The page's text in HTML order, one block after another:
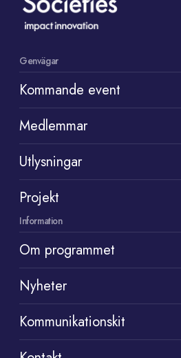
Genvägar
Kommande event
Medlemmar
Utlysningar
Projekt
Information
Om programmet
Nyheter
Kommunikationskit